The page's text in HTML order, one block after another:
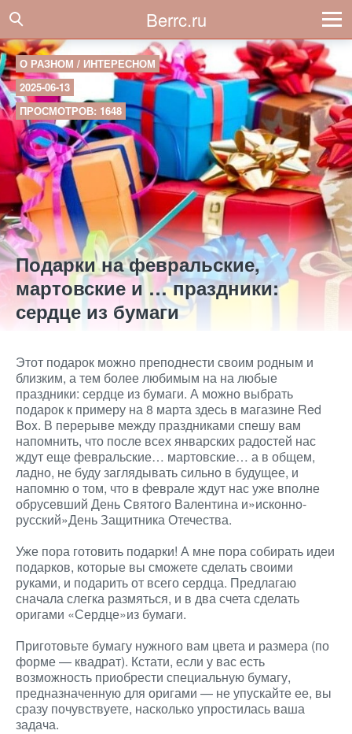
Berrc.ru
О РАЗНОМ / ИНТЕРЕСНОМ
2025-06-13
ПРОСМОТРОВ: 1648
Подарки на февральские,
мартовские и … праздники:
сердце из бумаги
Этот подарок можно преподнести своим родным и
близким, а тем более любимым на на любые
праздники: сердце из бумаги. А можно выбрать
подарок к примеру на 8 марта здесь в магазине Red
Box. В перерыве между праздниками спешу вам
напомнить, что после всех январских радостей нас
ждут еще февральские… мартовские… а в общем,
ладно, не буду заглядывать сильно в будущее, и
напомню о том, что в феврале ждут нас уже вполне
обрусевший День Святого Валентина и»исконно-
русский»День Защитника Отечества.
Уже пора готовить подарки! А мне пора собирать идеи
подарков, которые вы сможете сделать своими
руками, и подарить от всего сердца. Предлагаю
сначала слегка размяться, и в два счета сделать
оригами «Сердце»из бумаги.
Приготовьте бумагу нужного вам цвета и размера (по
форме — квадрат). Кстати, если у вас есть
возможность приобрести специальную бумагу,
предназначенную для оригами — не упускайте ее, вы
сразу почувствуете, насколько упростилась ваша
задача.